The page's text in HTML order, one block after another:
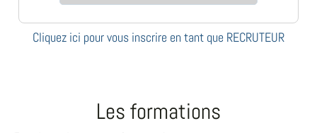
Cliquez ici pour vous inscrire en tant que RECRUTEUR
Les formations